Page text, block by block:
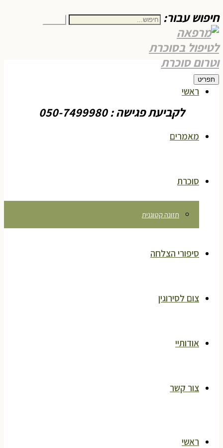
חיפוש עבור:
תפריט
לקביעת פגישה : 050-7499980
ראשי
מאמרים
סוכרת
תזונה קטוגנית
סיפורי הצלחה
צום לסירוגין
אודותיי
צור קשר
ראשי